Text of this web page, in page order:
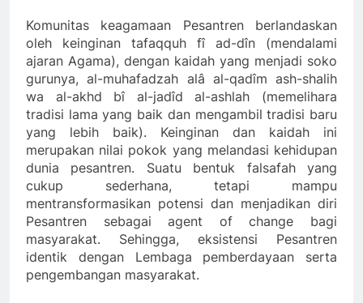
Komunitas keagamaan Pesantren berlandaskan
oleh keinginan tafaqquh fî ad-dîn (mendalami
ajaran Agama), dengan kaidah yang menjadi soko
gurunya, al-muhafadzah alâ al-qadîm ash-shalih
wa al-akhd bî al-jadîd al-ashlah (memelihara
tradisi lama yang baik dan mengambil tradisi baru
yang lebih baik). Keinginan dan kaidah ini
merupakan nilai pokok yang melandasi kehidupan
dunia pesantren. Suatu bentuk falsafah yang
cukup sederhana, tetapi mampu
mentransformasikan potensi dan menjadikan diri
Pesantren sebagai agent of change bagi
masyarakat. Sehingga, eksistensi Pesantren
identik dengan Lembaga pemberdayaan serta
pengembangan masyarakat.